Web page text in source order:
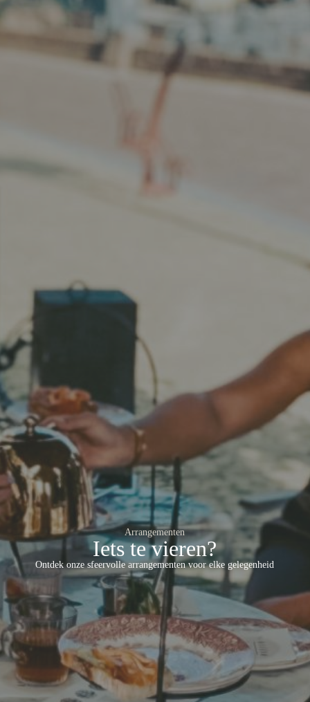
Arrangementen
Iets te vieren?
Ontdek onze sfeervolle arrangementen voor elke gelegenheid